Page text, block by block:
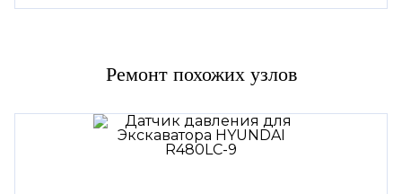
Ремонт похожих узлов